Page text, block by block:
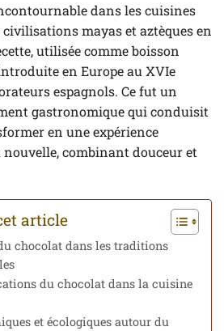
dans les cuisines
mayas et aztèques en
utilisée comme boisson
en Europe au XVIe
espagnols. Ce fut un
gastronomique qui conduisit
en une expérience
combinant douceur et
article
chocolat dans les traditions
du chocolat dans la cuisine
et écologiques autour du